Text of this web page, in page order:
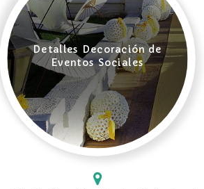
Detalles Decoración de
Eventos Sociales